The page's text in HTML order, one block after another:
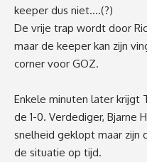
keeper dus niet….(?)
De vrije trap wordt door
maar de keeper kan zijn
corner voor GOZ.
Enkele minuten later krijgt
de 1-0. Verdediger, Bjarne
snelheid geklopt maar zijn
de situatie op tijd.